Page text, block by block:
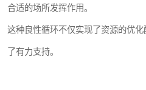
合适的场所发挥作用。
这种良性循环不仅实现了资源的优
了有力支持。